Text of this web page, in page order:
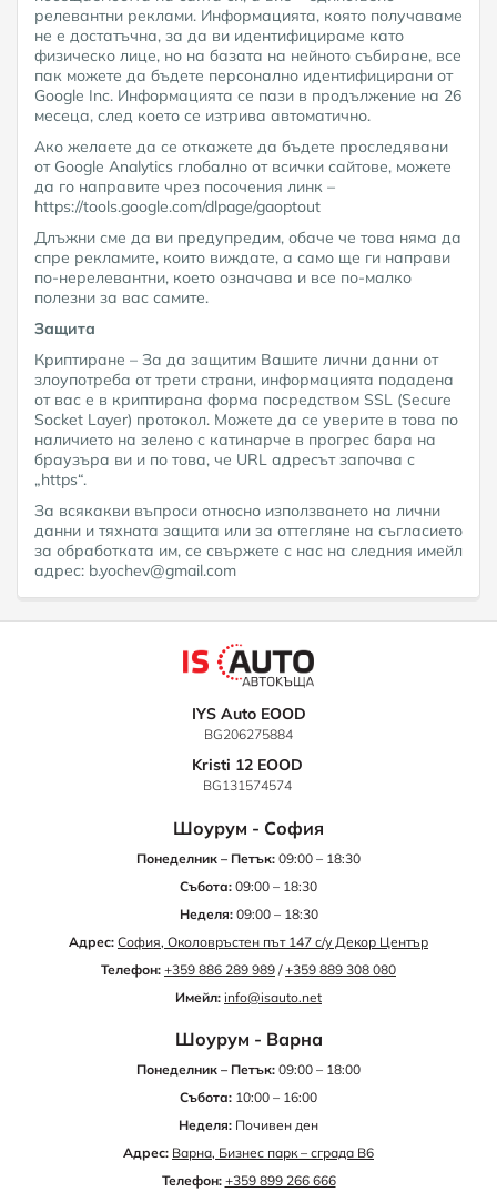
релевантни реклами. Информацията, която получаваме
не е достатъчна, за да ви идентифицираме като
физическо лице, но на базата на нейното събиране, все
пак можете да бъдете персонално идентифицирани от
Google Inc. Информацията се пази в продължение на 26
месеца, след което се изтрива автоматично.
Ако желаете да се откажете да бъдете проследявани
от Google Analytics глобално от всички сайтове, можете
да го направите чрез посочения линк –
https://tools.google.com/dlpage/gaoptout
Длъжни сме да ви предупредим, обаче че това няма да
спре рекламите, които виждате, а само ще ги направи
по-нерелевантни, което означава и все по-малко
полезни за вас самите.
Защита
Криптиране – За да защитим Вашите лични данни от
злоупотреба от трети страни, информацията подадена
от вас е в криптирана форма посредством SSL (Secure
Socket Layer) протокол. Можете да се уверите в това по
наличието на зелено с катинарче в прогрес бара на
браузъра ви и по това, че URL адресът започва с
„https“.
За всякакви въпроси относно използването на лични
данни и тяхната защита или за оттегляне на съгласието
за обработката им, се свържете с нас на следния имейл
адрес: b.yochev@gmail.com
IYS Auto EOOD
BG206275884
Kristi 12 EOOD
BG131574574
Шоурум - София
Понеделник – Петък: 09:00 – 18:30
Събота: 09:00 – 18:30
Неделя:09:00 – 18:30
Адрес: София, Околовръстен път 147 с/у Декор Център
Телефон: +359 886 289 989 /+359 889 308 080
Имейл: info@isauto.net
Шоурум - Варна
Понеделник – Петък: 09:00 – 18:00
Събота: 10:00 – 16:00
Неделя: Почивен ден
Адрес: Варна, Бизнес парк – сграда B6
Телефон: +359 899 266 666